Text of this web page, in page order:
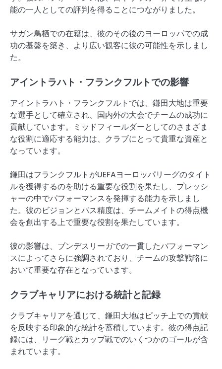
能の一人としての評判を得ることにつながりました。
サガン鳥栖での在籍は、彼のその後のヨーロッパでの成
功の基盤を築き、より広い観客に彼の可能性を示しまし
た。
アイントラハト・フランクフルトでの影響
アイントラハト・フランクフルトでは、鎌田大地は重要
な選手として確立され、国内外の大会でチームの成功に
貢献しています。ミッドフィールダーとしてのさまざま
な役割に適応する能力は、クラブにとって貴重な資産と
なっています。
鎌田はフランクフルトがUEFAヨーロッパリーグのタイト
ルを獲得するのを助ける重要な役割を果たし、プレッシ
ャーの中でパフォーマンスを発揮する能力を示しまし
た。彼のビジョンとパス精度は、チームメイトの得点機
会を創出する上で重要な役割を果たしています。
彼の影響は、ブンデスリーガでの一貫したパフォーマン
スによってさらに強調されており、チームの攻撃戦略に
おいて重要な存在となっています。
クラブキャリアにおける統計と記録
クラブキャリアを通じて、鎌田大地はピッチ上での貢献
を反映する印象的な統計を蓄積しています。彼の得点記
録には、リーグ戦とカップ戦でのいくつかのゴールが含
まれています。